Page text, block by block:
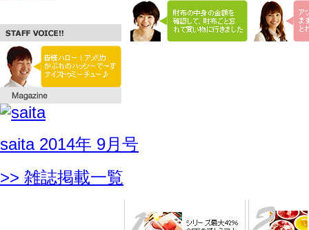
saita 2014年 9月号
>> 雑誌掲載一覧